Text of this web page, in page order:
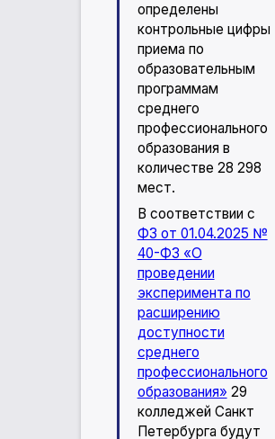
определены
контрольные цифры
приема по
образовательным
программам
среднего
профессионального
образования в
количестве 28 298
мест.
В соответствии с
ФЗ от 01.04.2025 №
40-ФЗ «О
проведении
эксперимента по
расширению
доступности
среднего
профессионального
образования» 29
колледжей Санкт
Петербурга будут